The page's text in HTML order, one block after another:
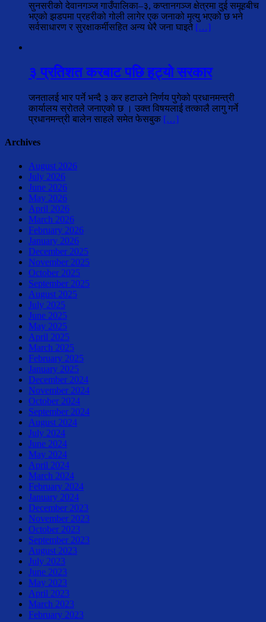
सुनसरीको देवानगञ्ज गाउँपालिका–३, कप्तानगञ्ज क्षेत्रमा दुई समूहबीच
भएको झडपमा प्रहरीको गोली लागेर एक जनाको मृत्यु भएको छ भने
सर्वसाधारण र सुरक्षाकर्मीसहित अन्य धेरै जना घाइते […]
३ प्रतिशत करबाट पछि हट्यो सरकार
जनतालई भार पर्ने भन्दै ३ कर हटाउने निर्णय पुगेको प्रधानमन्त्री
कार्यालय स्रोतले जनाएको छ । उक्त विषयलाई तत्कालै लागु गर्ने
प्रधानमन्त्री बालेन साहले समेत फेसबुक […]
Archives
August 2026
July 2026
June 2026
May 2026
April 2026
March 2026
February 2026
January 2026
December 2025
November 2025
October 2025
September 2025
August 2025
July 2025
June 2025
May 2025
April 2025
March 2025
February 2025
January 2025
December 2024
November 2024
October 2024
September 2024
August 2024
July 2024
June 2024
May 2024
April 2024
March 2024
February 2024
January 2024
December 2023
November 2023
October 2023
September 2023
August 2023
July 2023
June 2023
May 2023
April 2023
March 2023
February 2023